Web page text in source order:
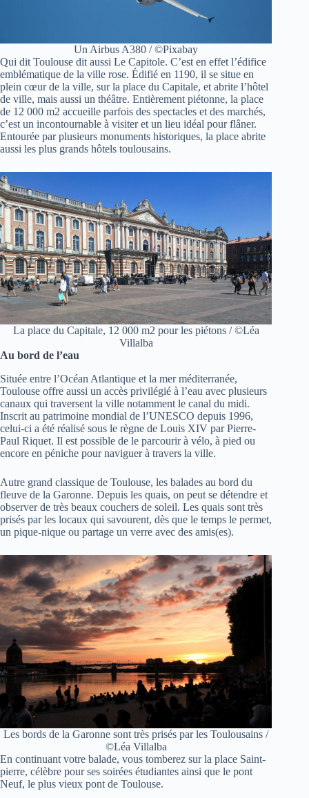
Un Airbus A380 / ©Pixabay
Qui dit Toulouse dit aussi Le Capitole. C’est en effet l’édifice
emblématique de la ville rose. Édifié en 1190, il se situe en
plein cœur de la ville, sur la place du Capitale, et abrite l’hôtel
de ville, mais aussi un théâtre. Entièrement piétonne, la place
de 12 000 m2 accueille parfois des spectacles et des marchés,
c’est un incontournable à visiter et un lieu idéal pour flâner.
Entourée par plusieurs monuments historiques, la place abrite
aussi les plus grands hôtels toulousains.
La place du Capitale, 12 000 m2 pour les piétons / ©Léa
Villalba
Au bord de l’eau
Située entre l’Océan Atlantique et la mer méditerranée,
Toulouse offre aussi un accès privilégié à l’eau avec plusieurs
canaux qui traversent la ville notamment le canal du midi.
Inscrit au patrimoine mondial de l’UNESCO depuis 1996,
celui-ci a été réalisé sous le règne de Louis XIV par Pierre-
Paul Riquet. Il est possible de le parcourir à vélo, à pied ou
encore en péniche pour naviguer à travers la ville.
Autre grand classique de Toulouse, les balades au bord du
fleuve de la Garonne. Depuis les quais, on peut se détendre et
observer de très beaux couchers de soleil. Les quais sont très
prisés par les locaux qui savourent, dès que le temps le permet,
un pique-nique ou partage un verre avec des amis(es).
Les bords de la Garonne sont très prisés par les Toulousains /
©Léa Villalba
En continuant votre balade, vous tomberez sur la place Saint-
pierre, célèbre pour ses soirées étudiantes ainsi que le pont
Neuf, le plus vieux pont de Toulouse.